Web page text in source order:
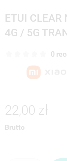
ETUI
4G / 5G
0
22,00 zł
Brutto